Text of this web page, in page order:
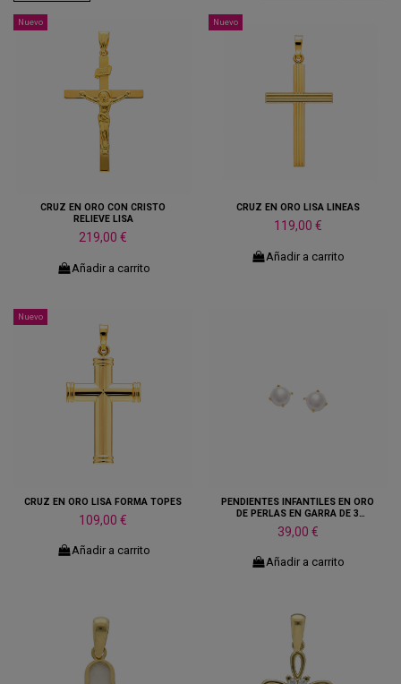
Nuevo
CRUZ EN ORO CON CRISTO
RELIEVE LISA
219,00 €
Añadir a carrito
Nuevo
CRUZ EN ORO LISA LINEAS
119,00 €
Añadir a carrito
Nuevo
CRUZ EN ORO LISA FORMA TOPES
109,00 €
Añadir a carrito
PENDIENTES INFANTILES EN ORO
DE PERLAS EN GARRA DE 3
MILIMETROS
39,00 €
Añadir a carrito